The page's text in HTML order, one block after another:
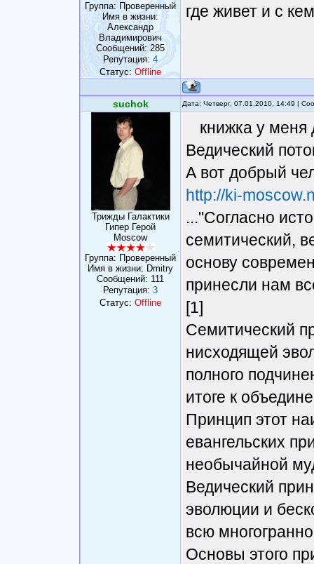
Группа: Проверенный
Имя в жизни:
Александр
Владимирович
Сообщений: 285
Репутация: 4
Статус:Offline
где живет и с
suchok Дата: Четверг, 07.01.2010, 14:49 |
Трижды Галактики
Гипер Герой
Moscow
Группа: Проверенный
Имя в жизни: Dmitry
Сообщений: 111
Репутация: 3
Статус: Offline
книжка у
Ведический
А вот добрый
http://ki-
..."Согласно
семитический,
основу
принесли нам
[1]
Семитический
нисходящей
полного
итоге к
Принцип этот
евангельских
необычайной
Ведический
эволюции и
всю
Основы этого